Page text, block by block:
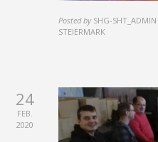
Posted by SHG-SHT_ADMIN
STEIERMARK
24
FEB.
2020